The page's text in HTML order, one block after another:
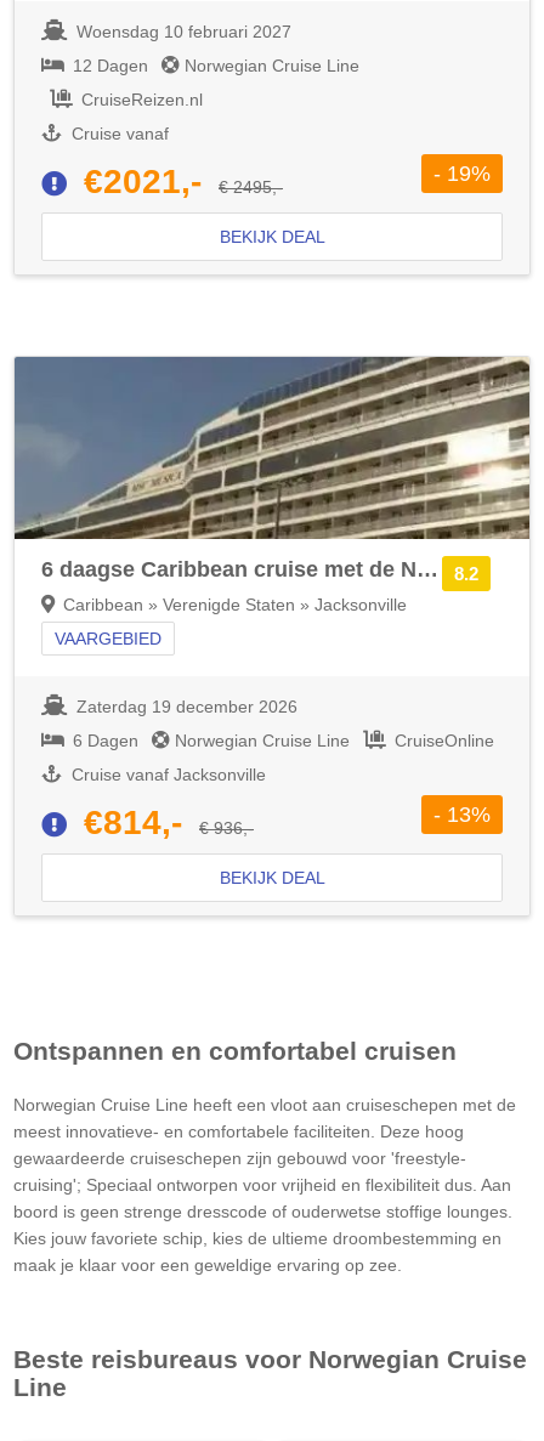
Woensdag 10 februari 2027
12 Dagen
Norwegian Cruise Line
CruiseReizen.nl
Cruise vanaf
€2021,- € 2495,-
- 19%
BEKIJK DEAL
8.2
6 daagse Caribbean cruise met de Norwegian Dawn
Caribbean » Verenigde Staten » Jacksonville
VAARGEBIED
Zaterdag 19 december 2026
6 Dagen
Norwegian Cruise Line
CruiseOnline
Cruise vanaf Jacksonville
€814,- € 936,-
- 13%
BEKIJK DEAL
Ontspannen en comfortabel cruisen
Norwegian Cruise Line heeft een vloot aan cruiseschepen met de
meest innovatieve- en comfortabele faciliteiten. Deze hoog
gewaardeerde cruiseschepen zijn gebouwd voor 'freestyle-
cruising'; Speciaal ontworpen voor vrijheid en flexibiliteit dus. Aan
boord is geen strenge dresscode of ouderwetse stoffige lounges.
Kies jouw favoriete schip, kies de ultieme droombestemming en
maak je klaar voor een geweldige ervaring op zee.
Beste reisbureaus voor Norwegian Cruise
Line